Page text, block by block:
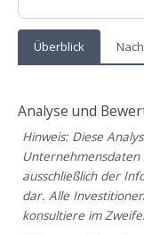
Überblick
Analyse und
Hinweis: Diese
ausschließlich der
dar. Alle
konsultiere im